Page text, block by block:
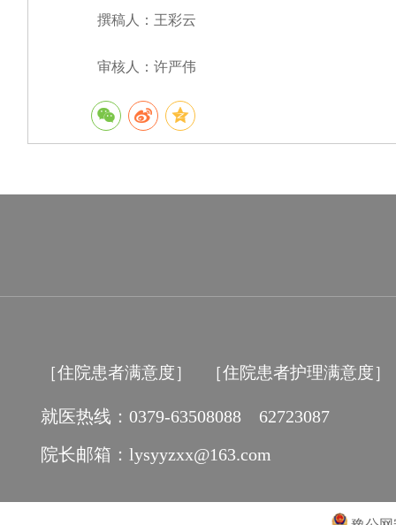
撰稿人：王彩云
审核人：许严伟
［住院患者满意度］ ［住院患者护理满意度］
就医热线：0379-63508088 62723087
院长邮箱：lysyyzxx@163.com